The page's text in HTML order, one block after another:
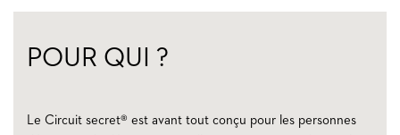
POUR QUI ?
Le Circuit secret® est avant tout conçu pour les personnes